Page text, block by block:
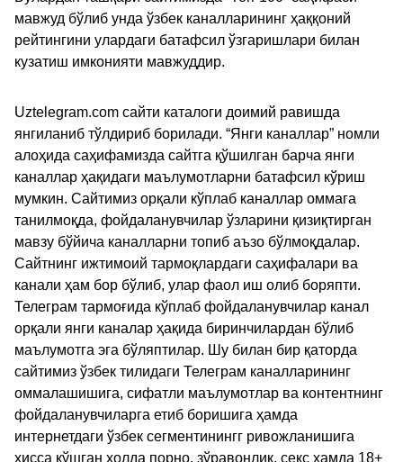
мавжуд бўлиб унда ўзбек каналларининг ҳаққоний
рейтингини улардаги батафсил ўзгаришлари билан
кузатиш имконияти мавжуддир.
Uztelegram.com сайти каталоги доимий равишда
янгиланиб тўлдириб борилади. “Янги каналлар” номли
алоҳида саҳифамизда сайтга қўшилган барча янги
каналлар ҳақидаги маълумотларни батафсил кўриш
мумкин. Сайтимиз орқали кўплаб каналлар оммага
танилмоқда, фойдаланувчилар ўзларини қизиқтирган
мавзу бўйича каналларни топиб аъзо бўлмоқдалар.
Сайтнинг ижтимоий тармоқлардаги саҳифалари ва
канали ҳам бор бўлиб, улар фаол иш олиб боряпти.
Телеграм тармоғида кўплаб фойдаланувчилар канал
орқали янги каналар ҳақида биринчилардан бўлиб
маълумотга эга бўляптилар. Шу билан бир қаторда
сайтимиз ўзбек тилидаги Телеграм каналларининг
оммалашишига, сифатли маълумотлар ва контентнинг
фойдаланувчиларга етиб боришига ҳамда
интернетдаги ўзбек сегментинингг ривожланишига
ҳисса қўшган ҳолда порно, зўравонлик, секс ҳамда 18+